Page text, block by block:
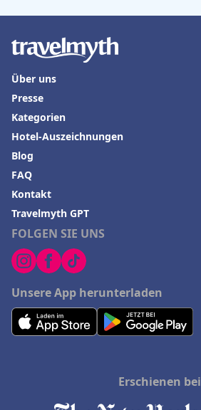
FOLGEN SIE UNS
Unsere App herunterladen
Über uns
Presse
Kategorien
Hotel-Auszeichnungen
Blog
FAQ
Kontakt
Travelmyth GPT
Erschienen bei